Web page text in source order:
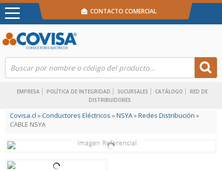
EMPRESA POLÍTICA DE INTEGRIDAD SUCURSALES CATÁLOGO
RED DE
DISTRIBUIDORES
CONTACTO COMERCIAL
Covisa.cl »Conductores Eléctricos »NSYA»Redes Distribución »
CABLE NSYA